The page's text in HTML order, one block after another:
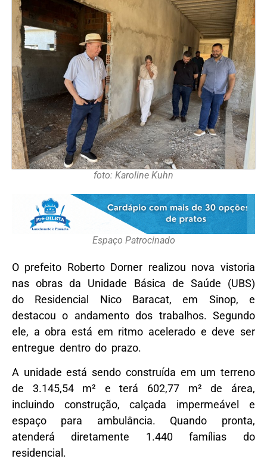
foto: Karoline Kuhn
Espaço Patrocinado
O prefeito Roberto Dorner realizou nova vistoria
nas obras da Unidade Básica de Saúde (UBS)
do Residencial Nico Baracat, em Sinop, e
destacou o andamento dos trabalhos. Segundo
ele, a obra está em ritmo acelerado e deve ser
entregue dentro do prazo.
A unidade está sendo construída em um terreno
de 3.145,54 m² e terá 602,77 m² de área,
incluindo construção, calçada impermeável e
espaço para ambulância. Quando pronta,
atenderá diretamente 1.440 famílias do
residencial.